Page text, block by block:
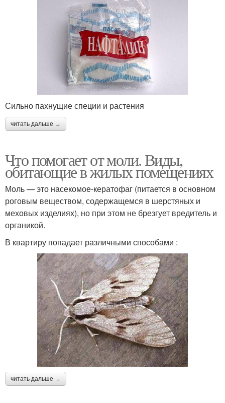
Сильно пахнущие специи и растения
читать дальше →
Что помогает от моли. Виды,
обитающие в жилых помещениях
Моль — это насекомое-кератофаг (питается в основном
роговым веществом, содержащемся в шерстяных и
меховых изделиях), но при этом не брезгует вредитель и
органикой.
В квартиру попадает различными способами :
читать дальше →